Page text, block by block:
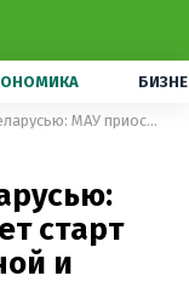
Из-за ситуации с Беларусью: МАУ приостанавливает старт рейсов между Украиной и Польшей
старт
и